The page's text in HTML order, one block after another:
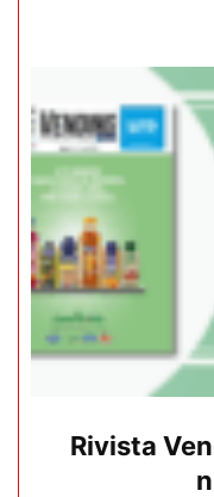
Rivista